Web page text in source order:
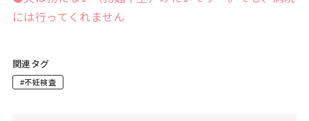
には行ってくれません
関連タグ
#不妊検査